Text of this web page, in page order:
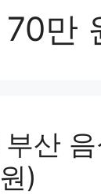
70만
산
)